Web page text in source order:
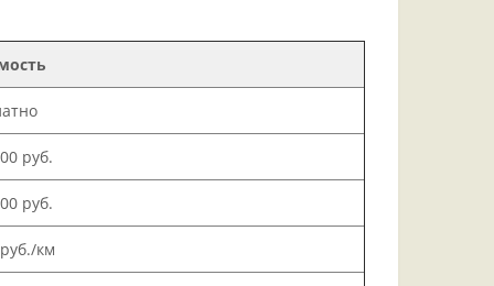
руб.
руб.
км